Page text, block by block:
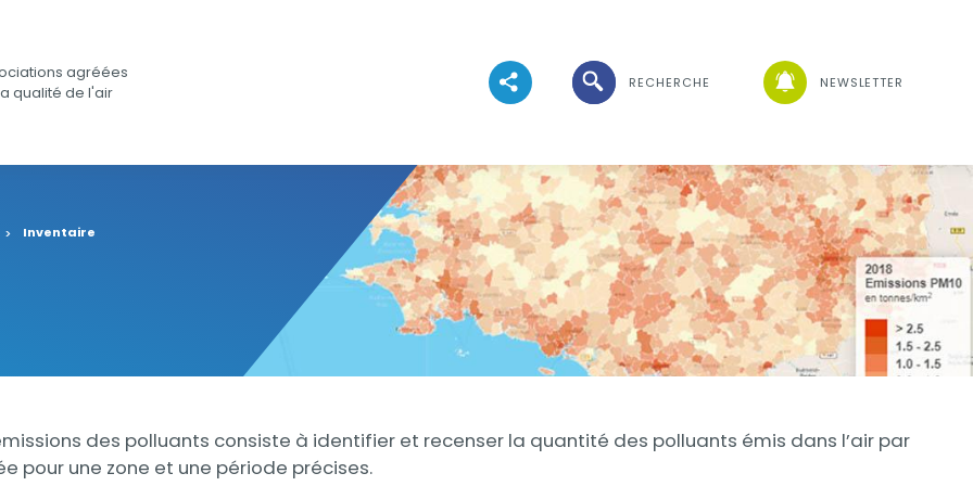
agréées
qualité de l'air
Voir les réseaux sociaux
Ouvrir la recherche
RECHERCHE NEWSLETTER
Inventaire
Visuel
des polluants consiste à identifier et recenser la quantité des polluants émis dans l’air par
pour une zone et une période précises.